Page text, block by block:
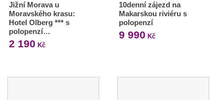
Jižní Morava u
Moravského krasu:
Hotel Olberg *** s
polopenzí…
2 190 Kč
10denní zájezd na
Makarskou riviéru s
polopenzí
9 990 Kč